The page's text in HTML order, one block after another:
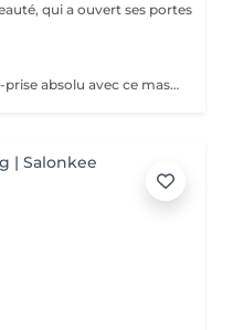
qui a ouvert ses portes
Offrez-vous un moment de lâcher-prise absolu avec ce massage crânien japonais authentique, transmis par une formatrice venue du Japon. Ce soin agit sur le cuir chevelu, la nuque et les trapèzes pour relâcher les tensions, apaiser le mental et rééquilibrer les énergies. Il favorise la détente profonde, améliore la circulation et aide à libérer le stress et la fatigue nerveuse. Idéal seul ou en complément d'un soin, pour une expérience de bien-être global et revitalisante.